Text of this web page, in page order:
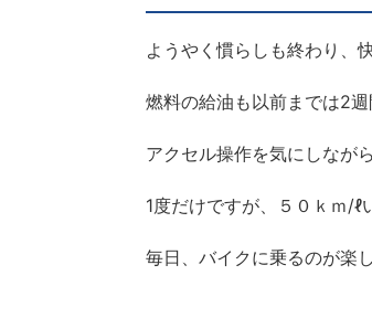
ようやく慣らしも終わり、
燃料の給油も以前までは2週
アクセル操作を気にしなが
1度だけですが、５０ｋｍ/ℓ
毎日、バイクに乗るのが楽し